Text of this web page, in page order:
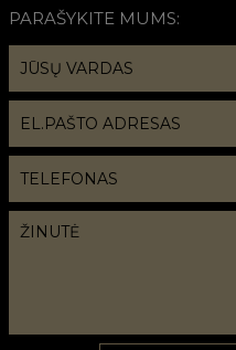
PARAŠYKITE MUMS: